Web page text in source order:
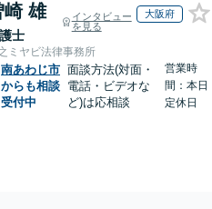
崎 雄
士
インタビュー
を見る
大阪府
ミヤビ法律事務所
南あわじ市
からも相談
受付中
面談方法(対面・
電話・ビデオな
ど)は応相談
営業時
間：本日
定休日